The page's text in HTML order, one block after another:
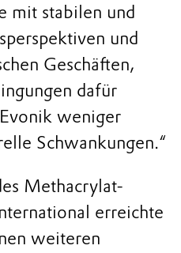
mit stabilen und
und
Geschäften,
dafür
weniger
Schwankungen.“
Methacrylat-
erreichte
weiteren